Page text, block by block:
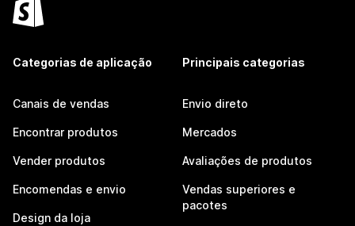
Categorias de aplicação
Canais de vendas
Encontrar produtos
Vender produtos
Encomendas e envio
Design da loja
Principais categorias
Envio direto
Mercados
Avaliações de produtos
Vendas superiores e
pacotes